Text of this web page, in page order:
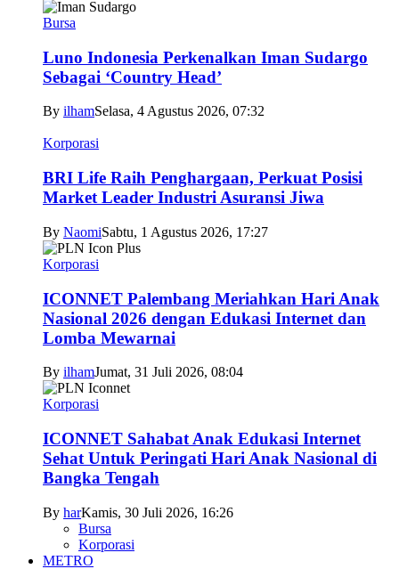
Bursa
Luno Indonesia Perkenalkan Iman Sudargo
Sebagai ‘Country Head’
By ilhamSelasa, 4 Agustus 2026, 07:32
Korporasi
BRI Life Raih Penghargaan, Perkuat Posisi
Market Leader Industri Asuransi Jiwa
By NaomiSabtu, 1 Agustus 2026, 17:27
Korporasi
ICONNET Palembang Meriahkan Hari Anak
Nasional 2026 dengan Edukasi Internet dan
Lomba Mewarnai
By ilhamJumat, 31 Juli 2026, 08:04
Korporasi
ICONNET Sahabat Anak Edukasi Internet
Sehat Untuk Peringati Hari Anak Nasional di
Bangka Tengah
By harKamis, 30 Juli 2026, 16:26
Bursa
Korporasi
METRO